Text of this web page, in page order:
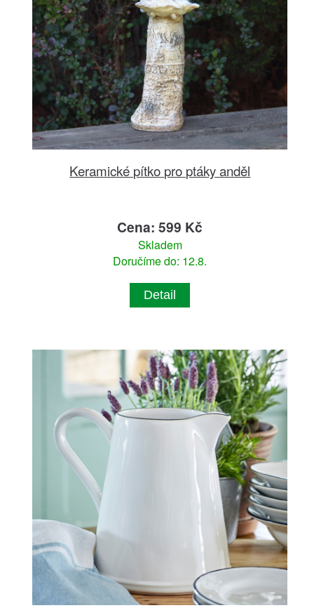
Keramické pítko pro ptáky anděl
Cena: 599 Kč
Skladem
Doručíme do: 12.8.
Detail